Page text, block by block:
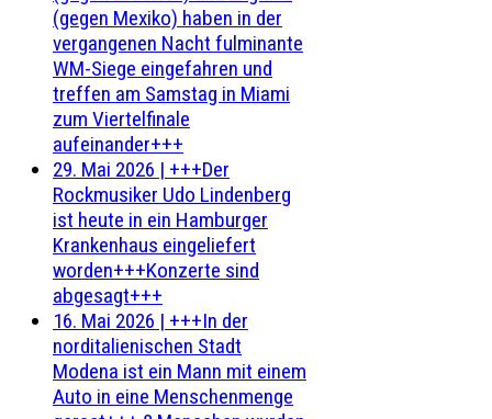
(gegen Mexiko) haben in der
vergangenen Nacht fulminante
WM-Siege eingefahren und
treffen am Samstag in Miami
zum Viertelfinale
aufeinander+++
29. Mai 2026 | +++Der
Rockmusiker Udo Lindenberg
ist heute in ein Hamburger
Krankenhaus eingeliefert
worden+++Konzerte sind
abgesagt+++
16. Mai 2026 | +++In der
norditalienischen Stadt
Modena ist ein Mann mit einem
Auto in eine Menschenmenge